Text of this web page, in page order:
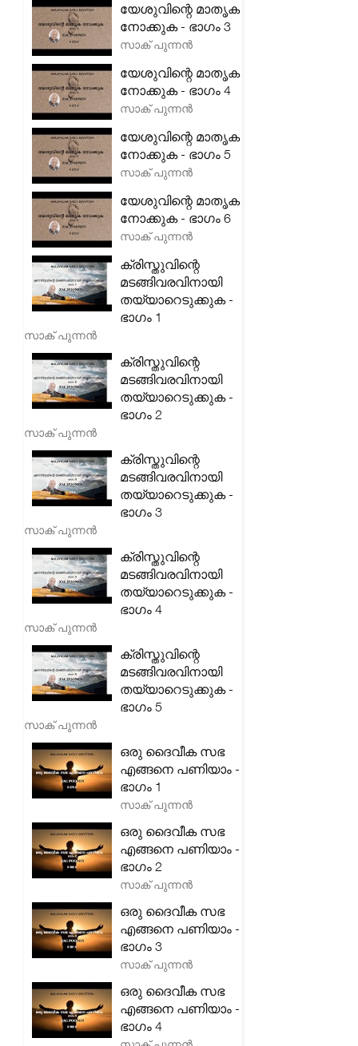
യേശുവിന്റെ മാതൃക
നോക്കുക - ഭാഗം 3
സാക് പുന്നൻ
യേശുവിന്റെ മാതൃക
നോക്കുക - ഭാഗം 4
സാക് പുന്നൻ
യേശുവിന്റെ മാതൃക
നോക്കുക - ഭാഗം 5
സാക് പുന്നൻ
യേശുവിന്റെ മാതൃക
നോക്കുക - ഭാഗം 6
സാക് പുന്നൻ
ക്രിസ്തുവിന്റെ
മടങ്ങിവരവിനായി
തയ്യാറെടുക്കുക -
ഭാഗം 1
സാക് പുന്നൻ
ക്രിസ്തുവിന്റെ
മടങ്ങിവരവിനായി
തയ്യാറെടുക്കുക -
ഭാഗം 2
സാക് പുന്നൻ
ക്രിസ്തുവിന്റെ
മടങ്ങിവരവിനായി
തയ്യാറെടുക്കുക -
ഭാഗം 3
സാക് പുന്നൻ
ക്രിസ്തുവിന്റെ
മടങ്ങിവരവിനായി
തയ്യാറെടുക്കുക -
ഭാഗം 4
സാക് പുന്നൻ
ക്രിസ്തുവിന്റെ
മടങ്ങിവരവിനായി
തയ്യാറെടുക്കുക -
ഭാഗം 5
സാക് പുന്നൻ
ഒരു ദൈവീക സഭ
എങ്ങനെ പണിയാം -
ഭാഗം 1
സാക് പുന്നൻ
ഒരു ദൈവീക സഭ
എങ്ങനെ പണിയാം -
ഭാഗം 2
സാക് പുന്നൻ
ഒരു ദൈവീക സഭ
എങ്ങനെ പണിയാം -
ഭാഗം 3
സാക് പുന്നൻ
ഒരു ദൈവീക സഭ
എങ്ങനെ പണിയാം -
ഭാഗം 4